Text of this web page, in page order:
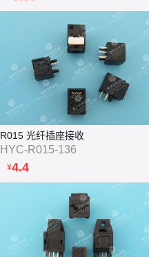
R015 光纤插座接收
HYC-R015-136
¥4.4